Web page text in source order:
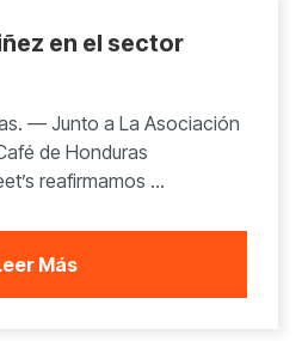
en el sector
— Junto a La Asociación
de Honduras
reafirmamos ...
Más